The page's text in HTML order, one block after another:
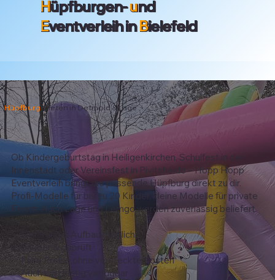
Hüpfburgen-und
Eventverleih inBielefeld
Hüpfburg mieten in Detmold & Lage
Ob Kindergeburtstag in Heiligenkirchen, Schulfest in der
Innenstadt oder Vereinsfest in Pivitsheide – Hopp Hopp
Eventverleih bringt die passende Hüpfburg direkt zu dir.
Profi-Modelle für bis zu 20 Kinder, kleine Modelle für private
Feiern. Auch Lage und Lemgo werden zuverlässig beliefert.
✅ Lieferung & Aufbau möglich
✅ Sauber & geprüft
✅ Faire Preise ohne versteckte Kosten
✅ Auch kurzfristig verfügbar